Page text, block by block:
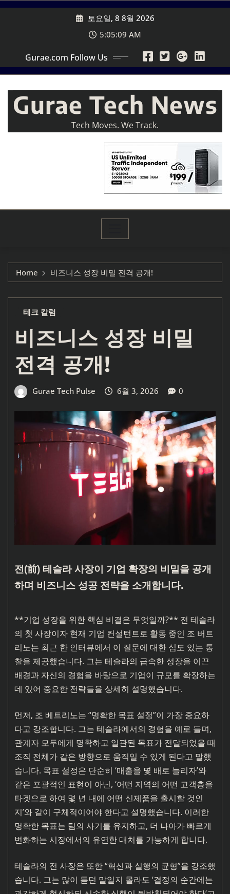
Skip
토요일, 8 8월 2026
5:05:11 AM
Gurae.com Follow Us
Gurae Tech News
Tech Moves. We Track.
Home 비즈니스 성장 비밀 전격 공개!
테크 칼럼
비즈니스 성장 비밀
전격 공개!
Gurae Tech Pulse 6월 3, 2026 0
전(前) 테슬라 사장이 기업 확장의 비밀을 공개
하며 비즈니스 성공 전략을 소개합니다.
**기업 성장을 위한 핵심 비결은 무엇일까?** 전 테슬라
의 첫 사장이자 현재 기업 컨설턴트로 활동 중인 조 버트
리노는 최근 한 인터뷰에서 이 질문에 대한 심도 있는 통
찰을 제공했습니다. 그는 테슬라의 급속한 성장을 이끈
배경과 자신의 경험을 바탕으로 기업이 규모를 확장하는
데 있어 중요한 전략들을 상세히 설명했습니다.
먼저, 조 베트리노는 “명확한 목표 설정”이 가장 중요하
다고 강조합니다. 그는 테슬라에서의 경험을 예로 들며,
관계자 모두에게 명확하고 일관된 목표가 전달되었을 때
조직 전체가 같은 방향으로 움직일 수 있게 된다고 말했
습니다. 목표 설정은 단순히 ‘매출을 몇 배로 늘리자’와
같은 포괄적인 표현이 아닌, ‘어떤 지역의 어떤 고객층을
타겟으로 하여 몇 년 내에 어떤 신제품을 출시할 것인
지’와 같이 구체적이어야 한다고 설명했습니다. 이러한
명확한 목표는 팀의 사기를 유지하고, 더 나아가 빠르게
변화하는 시장에서의 유연한 대처를 가능하게 합니다.
테슬라의 전 사장은 또한 “혁신과 실행의 균형”을 강조했
습니다. 그는 많이 듣던 말일지 몰라도 ‘결정의 순간에는